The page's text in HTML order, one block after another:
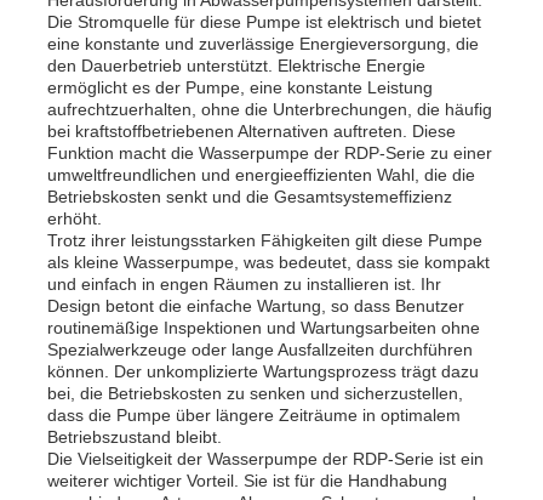
Über uns
Fabrik Tour
Qualitätskontrolle
Kontakt
Nachrichten
Alle Fälle
Referenzen
Die Stromquelle für diese Pumpe ist elektrisch und bietet
eine konstante und zuverlässige Energieversorgung, die
den Dauerbetrieb unterstützt. Elektrische Energie
ermöglicht es der Pumpe, eine konstante Leistung
aufrechtzuerhalten, ohne die Unterbrechungen, die häufig
bei kraftstoffbetriebenen Alternativen auftreten. Diese
Funktion macht die Wasserpumpe der RDP-Serie zu einer
umweltfreundlichen und energieeffizienten Wahl, die die
Betriebskosten senkt und die Gesamtsystemeffizienz
erhöht.
Trotz ihrer leistungsstarken Fähigkeiten gilt diese Pumpe
als kleine Wasserpumpe, was bedeutet, dass sie kompakt
und einfach in engen Räumen zu installieren ist. Ihr
Design betont die einfache Wartung, so dass Benutzer
routinemäßige Inspektionen und Wartungsarbeiten ohne
Spezialwerkzeuge oder lange Ausfallzeiten durchführen
können. Der unkomplizierte Wartungsprozess trägt dazu
bei, die Betriebskosten zu senken und sicherzustellen,
dass die Pumpe über längere Zeiträume in optimalem
Betriebszustand bleibt.
Die Vielseitigkeit der Wasserpumpe der RDP-Serie ist ein
weiterer wichtiger Vorteil. Sie ist für die Handhabung